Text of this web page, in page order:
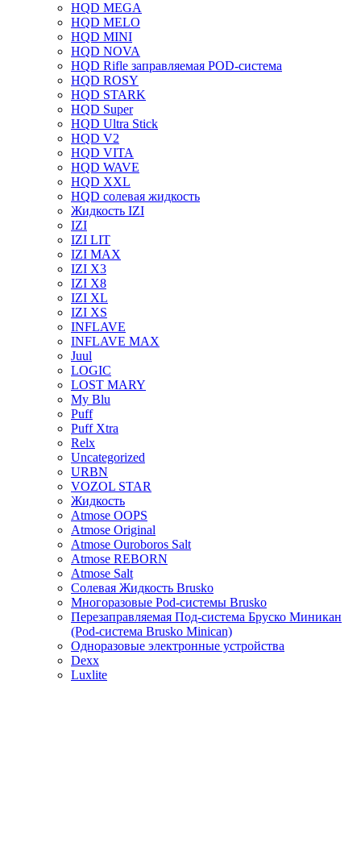
HQD MEGA
HQD MELO
HQD MINI
HQD NOVA
HQD Rifle заправляемая POD-система
HQD ROSY
HQD STARK
HQD Super
HQD Ultra Stick
HQD V2
HQD VITA
HQD WAVE
HQD XXL
HQD солевая жидкость
Жидкость IZI
IZI
IZI LIT
IZI MAX
IZI X3
IZI X8
IZI XL
IZI XS
INFLAVE
INFLAVE MAX
Juul
LOGIC
LOST MARY
My Blu
Puff
Puff Xtra
Relx
Uncategorized
URBN
VOZOL STAR
Жидкость
Atmose OOPS
Atmose Original
Atmose Ouroboros Salt
Atmose REBORN
Atmose Salt
Солевая Жидкость Brusko
Многоразовые Pod-системы Brusko
Перезаправляемая Под-система Бруско Миникан
(Pod-система Brusko Minican)
Одноразовые электронные устройства
Dexx
Luxlite